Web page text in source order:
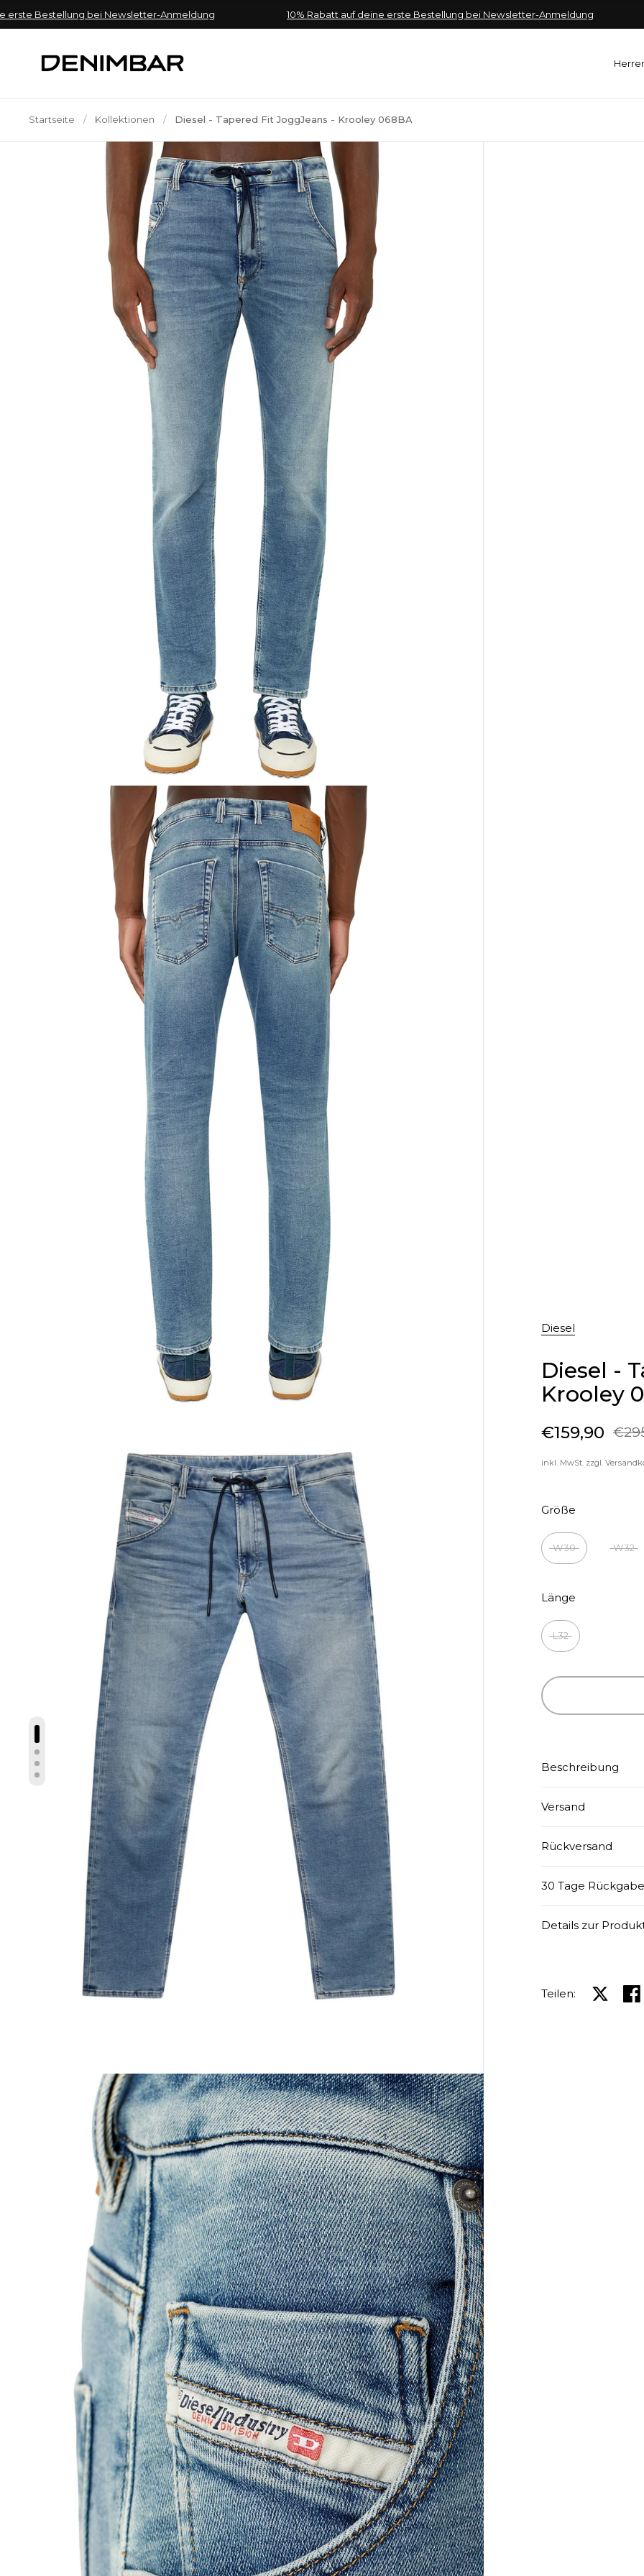
Zum Inhalt springen
Bestellung bei Newsletter-Anmeldung 10% Rabatt auf deine erste Bestellung bei Newsletter-Anmeldung
Startseite / Kollektionen / Diesel - Tapered Fit JoggJeans - Krooley 068BA
Zeige Folie 1
Zeige Folie 2
Zeige Folie 3
Zeige Folie 4
Diesel
Diesel -
Krooley
Sale-Preis
€159,90
Regulärer Preis
inkl. MwSt. zzgl.
Größe
W30 W32
Länge
L32
Beschreibung
Versand
Rückversand
30 Tage
Details zur
Teilen: Auf X